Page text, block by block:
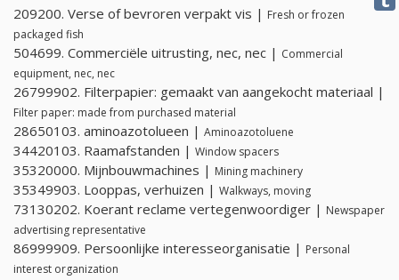
209200. Verse of bevroren verpakt vis | Fresh or frozen
packaged fish
504699. Commerciële uitrusting, nec, nec | Commercial
equipment, nec, nec
26799902. Filterpapier: gemaakt van aangekocht materiaal |
Filter paper: made from purchased material
28650103. aminoazotolueen | Aminoazotoluene
34420103. Raamafstanden | Window spacers
35320000. Mijnbouwmachines | Mining machinery
35349903. Looppas, verhuizen | Walkways, moving
73130202. Koerant reclame vertegenwoordiger | Newspaper
advertising representative
86999909. Persoonlijke interesseorganisatie | Personal
interest organization